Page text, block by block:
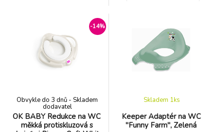
vybavena dvěma držadly po
stranách, kde se dítě může
chytit. Polstrované sedadlo
lze snadno vyjmout a vyčistit.
Na spodní straně se nacházejí
uchycení pomáhá zajistit
stabilní umístění na většině
standardních toaletních mís.
Protiskluzové prvky zvyšují
bezpečnost během používání
-14%
OK BABY Redukce na WC
měkká protiskluzová s
Obvykle do 3 dnů - Skladem
dodavatel
Keeper Adaptér na WC
"Funny Farm", Zelená
Skladem 1ks